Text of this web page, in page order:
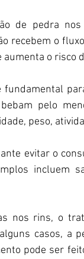
de pedra
recebem o
o risco
pelo
peso,
evitar o
incluem
nos rins, o
casos, a
pode ser